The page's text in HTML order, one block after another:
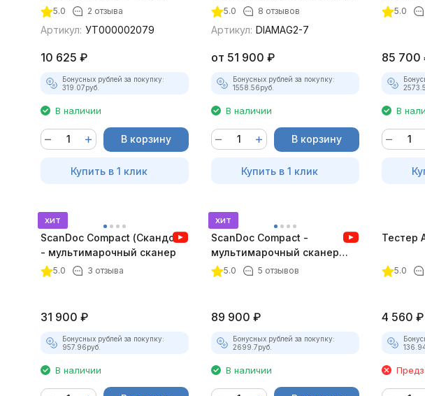
5.0 2 отзыва
Артикул: УТ000002079
10 625 ₽
Бонусных рублей за покупку:
319.07руб.
В наличии
В корзину
Купить в 1 клик
максимальный комплект)
5.0 8 отзывов
Артикул: DIAMAG2-7
от 51 900 ₽
Бонусных рублей за покупку:
1558.56руб.
В наличии
В корзину
Купить в 1 клик
5.0
85 700
В
хит
ScanDoc Compact (Скандок)
- мультимарочный сканер
5.0 3 отзыва
31 900 ₽
Бонусных рублей за покупку:
957.96руб.
В наличии
хит
ScanDoc Compact -
мультимарочный сканер
(Полный)
5.0 5 отзывов
89 900 ₽
Бонусных рублей за покупку:
2699.7руб.
В наличии
Тестер
5.0
4 560 ₽